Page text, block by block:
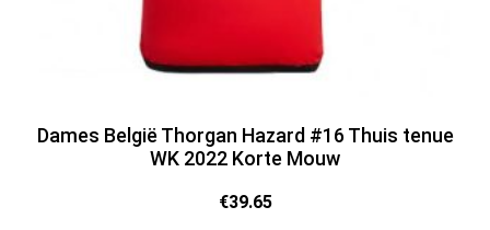
Dames België Thorgan Hazard #16 Thuis tenue
WK 2022 Korte Mouw
€39.65